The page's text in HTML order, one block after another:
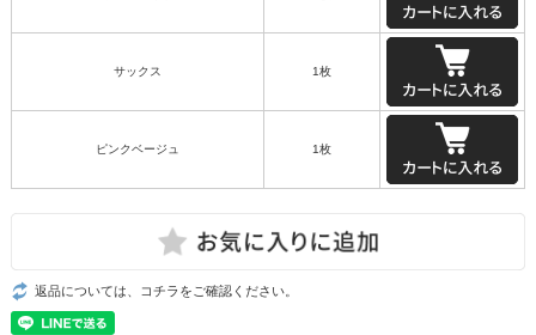
サックス 1枚
ピンクベージュ 1枚
返品については、コチラをご確認ください。